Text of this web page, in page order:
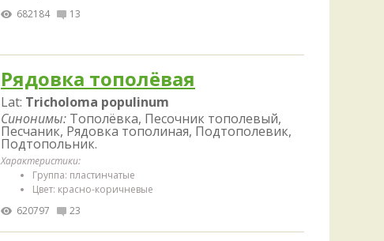
682184
13
Рядовка тополёвая
Lat: Tricholoma populinum
Синонимы: Тополёвка, Песочник тополевый,
Песчаник, Рядовка тополиная, Подтополевик,
Подтопольник.
Характеристики:
Группа: пластинчатые
Цвет: красно-коричневые
620797
23